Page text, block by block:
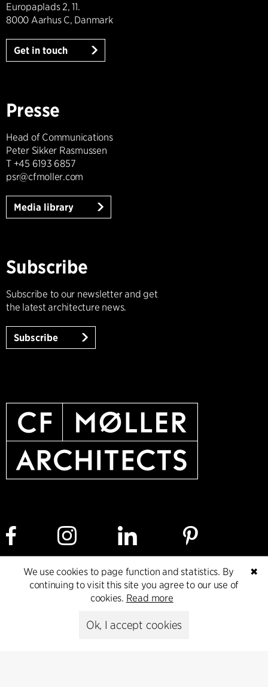
Europaplads 2, 11.
8000 Aarhus C, Danmark
Get in touch
Presse
Head of Communications
Peter Sikker Rasmussen
T +45 6193 6857
psr@cfmoller.com
Media library
Subscribe
Subscribe to our newsletter and get
the latest architecture news.
Subscribe
Cookie policy Data ethics policy
Privacy policy
✖
We use cookies to page function and statistics. By
continuing to visit this site you agree to our use of
cookies. Read more
Ok, I accept cookies